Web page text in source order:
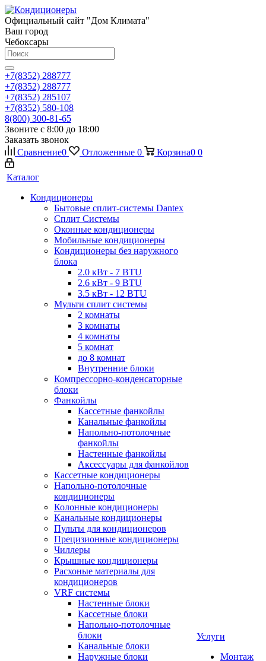
Официальный сайт "Дом Климата"
Ваш город
Чебоксары
+7(8352) 288777
+7(8352) 288777
+7(8352) 285107
+7(8352) 580-108
8(800) 300-81-65
Звоните с 8:00 до 18:00
Заказать звонок
Сравнение0 Отложенные 0 Корзина0 0
Каталог
Кондиционеры
Бытовые сплит-системы Dantex
Сплит Системы
Оконные кондиционеры
Мобильные кондиционеры
Кондиционеры без наружного
блока
2.0 кВт - 7 BTU
2.6 кВт - 9 BTU
3.5 кВт - 12 BTU
Мульти сплит системы
2 комнаты
3 комнаты
4 комнаты
5 комнат
до 8 комнат
Внутренние блоки
Компрессорно-конденсаторные
блоки
Фанкойлы
Кассетные фанкойлы
Канальные фанкойлы
Напольно-потолочные
фанкойлы
Настенные фанкойлы
Аксессуары для фанкойлов
Кассетные кондиционеры
Напольно-потолочные
кондиционеры
Колонные кондиционеры
Канальные кондиционеры
Пульты для кондиционеров
Прецизионные кондиционеры
Чиллеры
Крышные кондиционеры
Расхоные материалы для
кондиционеров
VRF системы
Настенные блоки
Кассетные блоки
Напольно-потолочные
блоки
Канальные блоки
Наружные блоки
Услуги
Монтаж